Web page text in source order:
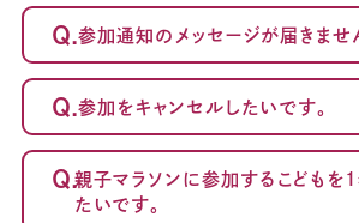
Q.参加通知のメッセージが届きませ
が届かない方へ～
Q.参加をキャンセルしたいです。
Q.親子マラソンに参加するこどもを
たいです。